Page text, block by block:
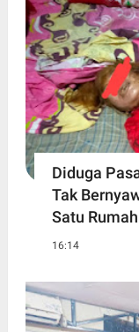
Diduga
Tak
Satu
16:14